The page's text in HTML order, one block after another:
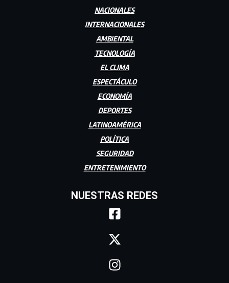
NACIONALES
INTERNACIONALES
AMBIENTAL
TECNOLOGÍA
EL CLIMA
ESPECTÁCULO
ECONOMÍA
DEPORTES
LATINOAMÉRICA
POLÍTICA
SEGURIDAD
ENTRETENIMIENTO
NUESTRAS REDES